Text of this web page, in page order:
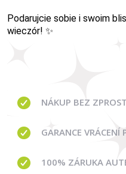
Podarujcie sobie i swoim
wieczór! ✨
NÁKUP BEZ
GARANCE VRÁCENÍ
100% ZÁRUKA